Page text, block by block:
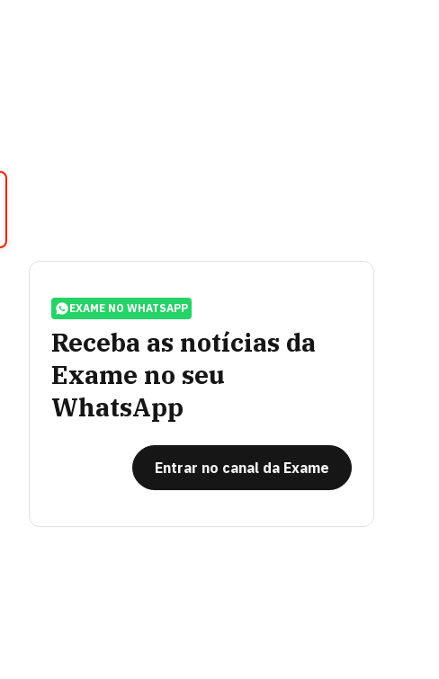
EXAME NO WHATSAPP
Receba as notícias da
Exame no seu
WhatsApp
Entrar no canal da Exame